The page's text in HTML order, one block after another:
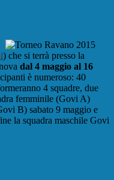
) che si terrà presso la
dal 4 maggio al 16
è numeroso: 40
4 squadre, due
femminile (Govi A)
B) sabato 9 maggio e
la squadra maschile Govi